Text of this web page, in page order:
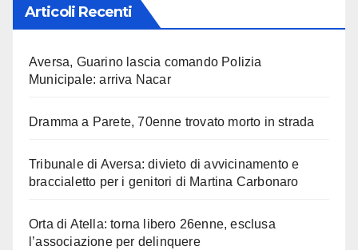
Articoli Recenti
Aversa, Guarino lascia comando Polizia
Municipale: arriva Nacar
Dramma a Parete, 70enne trovato morto in strada
Tribunale di Aversa: divieto di avvicinamento e
braccialetto per i genitori di Martina Carbonaro
Orta di Atella: torna libero 26enne, esclusa
l’associazione per delinquere